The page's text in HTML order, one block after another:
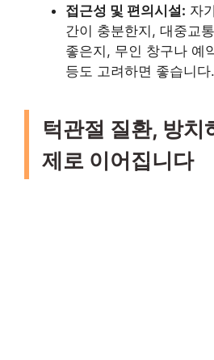
접근성 및 편의시설: 자
간이 충분한지, 대중교
좋은지, 무인 창구나 예
등도 고려하면 좋습니다.
턱관절 질환, 방치
제로 이어집니다